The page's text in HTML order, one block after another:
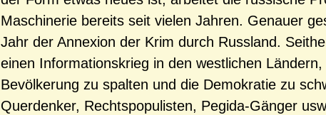
Maschinerie bereits seit vielen Jahren. Genauer
Jahr der Annexion der Krim durch Russland.
einen Informationskrieg in den westlichen
Bevölkerung zu spalten und die Demokratie zu
Querdenker, Rechtspopulisten, Pegida-Gänger